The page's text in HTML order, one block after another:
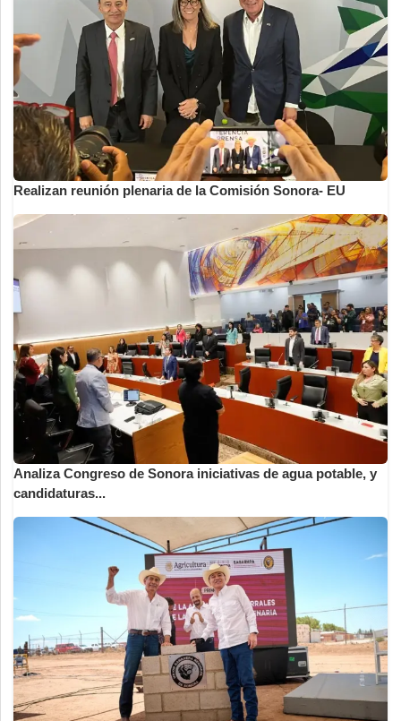
Realizan reunión plenaria de la Comisión Sonora- EU
Analiza Congreso de Sonora iniciativas de agua potable, y
candidaturas...